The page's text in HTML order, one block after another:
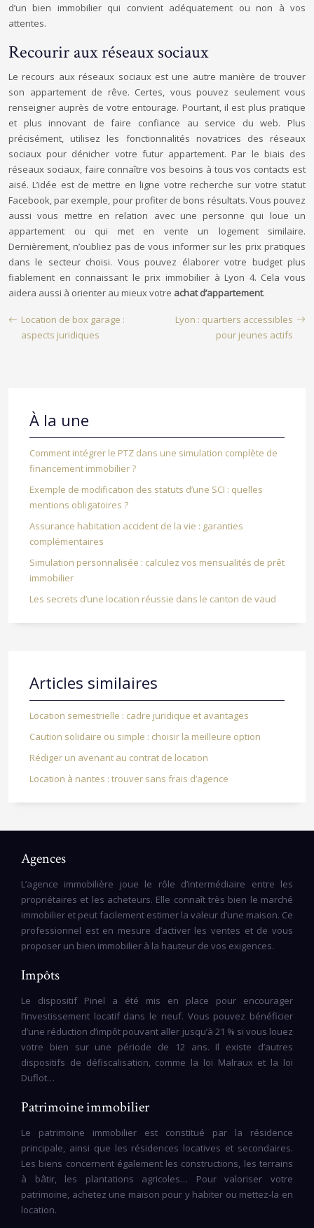
d’un bien immobilier qui convient adéquatement ou non à vos
attentes.
Recourir aux réseaux sociaux
Le recours aux réseaux sociaux est une autre manière de trouver
son appartement de rêve. Certes, vous pouvez seulement vous
renseigner auprès de votre entourage. Pourtant, il est plus pratique
et plus innovant de faire confiance au service du web. Plus
précisément, utilisez les fonctionnalités novatrices des réseaux
sociaux pour dénicher votre futur appartement. Par le biais des
réseaux sociaux, faire connaître vos besoins à tous vos contacts est
aisé. L’idée est de mettre en ligne votre recherche sur votre statut
Facebook, par exemple, pour profiter de bons résultats. Vous pouvez
aussi vous mettre en relation avec une personne qui loue un
appartement ou qui met en vente un logement similaire.
Dernièrement, n’oubliez pas de vous informer sur les prix pratiques
dans le secteur choisi. Vous pouvez élaborer votre budget plus
fiablement en connaissant le prix immobilier à Lyon 4. Cela vous
aidera aussi à orienter au mieux votre achat d’appartement.
Location de box garage :
aspects juridiques
Lyon : quartiers accessibles
pour jeunes actifs
À la une
Comment intégrer le PTZ dans une simulation complète de
financement immobilier ?
Exemple de modification des statuts d’une SCI : quelles
mentions obligatoires ?
Assurance habitation accident de la vie : garanties
complémentaires
Simulation personnalisée : calculez vos mensualités de prêt
immobilier
Les secrets d’une location réussie dans le canton de vaud
Articles similaires
Location semestrielle : cadre juridique et avantages
Caution solidaire ou simple : choisir la meilleure option
Rédiger un avenant au contrat de location
Location à nantes : trouver sans frais d’agence
Agences
L’agence immobilière joue le rôle d’intermédiaire entre les
propriétaires et les acheteurs. Elle connaît très bien le marché
immobilier et peut facilement estimer la valeur d’une maison. Ce
professionnel est en mesure d’activer les ventes et de vous
proposer un bien immobilier à la hauteur de vos exigences.
Impôts
Le dispositif Pinel a été mis en place pour encourager
l’investissement locatif dans le neuf. Vous pouvez bénéficier
d’une réduction d’impôt pouvant aller jusqu’à 21 % si vous louez
votre bien sur une période de 12 ans. Il existe d’autres
dispositifs de défiscalisation, comme la loi Malraux et la loi
Duflot…
Patrimoine immobilier
Le patrimoine immobilier est constitué par la résidence
principale, ainsi que les résidences locatives et secondaires.
Les biens concernent également les constructions, les terrains
à bâtir, les plantations agricoles… Pour valoriser votre
patrimoine, achetez une maison pour y habiter ou mettez-la en
location.